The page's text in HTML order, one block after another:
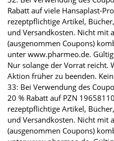
Rabatt auf viele Hansaplast-
rezeptpflichtige Artikel,
und Versandkosten. Nicht mit
(ausgenommen Coupons)
unter www.pharmeo.de.
Nur solange der Vorrat reicht.
Aktion früher zu beenden.
33: Bei Verwendung des
20 % Rabatt auf PZN
rezeptpflichtige Artikel,
und Versandkosten. Nicht mit
(ausgenommen Coupons)